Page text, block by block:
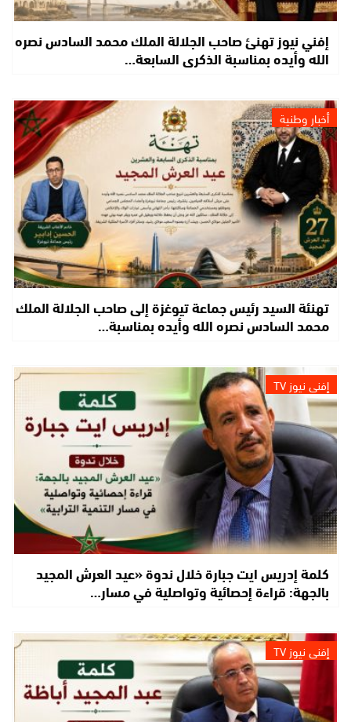
إفني نيوز تهنئ صاحب الجلالة الملك محمد السادس نصره
الله وأيده بمناسبة الذكرى السابعة…
أخبار وطنية
تهنئة السيد رئيس جماعة تيوغزة إلى صاحب الجلالة الملك
محمد السادس نصره الله وأيده بمناسبة…
إفني نيوز TV
كلمة إدريس ايت جبارة خلال ندوة «عيد العرش المجيد
بالجهة: قراءة إحصائية وتواصلية في مسار…
إفني نيوز TV